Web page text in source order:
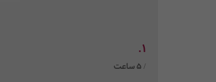
1.
/ 5 ساعت